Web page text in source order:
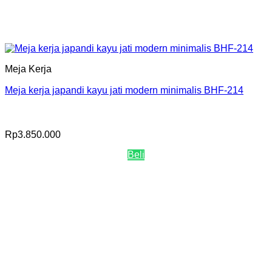
Meja Kerja
Meja kerja japandi kayu jati modern minimalis BHF-214
Rp3.850.000
Beli